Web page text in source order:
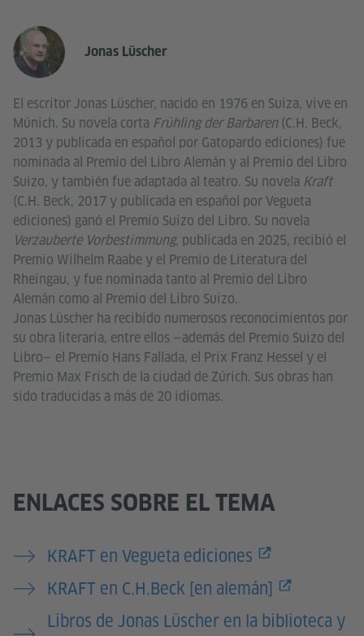
Jonas Lüscher
El escritor Jonas Lüscher, nacido en 1976 en Suiza, vive en
Múnich. Su novela corta Frühling der Barbaren(C.H. Beck,
2013 y publicada en español por Gatopardo ediciones) fue
nominada al Premio del Libro Alemán y al Premio del Libro
Suizo, y también fue adaptada al teatro. Su novela Kraft
(C.H. Beck, 2017 y publicada en español por Vegueta
ediciones) ganó el Premio Suizo del Libro. Su novela
Verzauberte Vorbestimmung, publicada en 2025, recibió el
Premio Wilhelm Raabe y el Premio de Literatura del
Rheingau, y fue nominada tanto al Premio del Libro
Alemán como al Premio del Libro Suizo.
Jonas Lüscher ha recibido numerosos reconocimientos por
su obra literaria, entre ellos —además del Premio Suizo del
Libro— el Premio Hans Fallada, el Prix Franz Hessel y el
Premio Max Frisch de la ciudad de Zúrich. Sus obras han
sido traducidas a más de 20 idiomas.
ENLACES SOBRE EL TEMA
KRAFT en Vegueta ediciones
KRAFT en C.H.Beck [en alemán]
Libros de Jonas Lüscher en la biblioteca y